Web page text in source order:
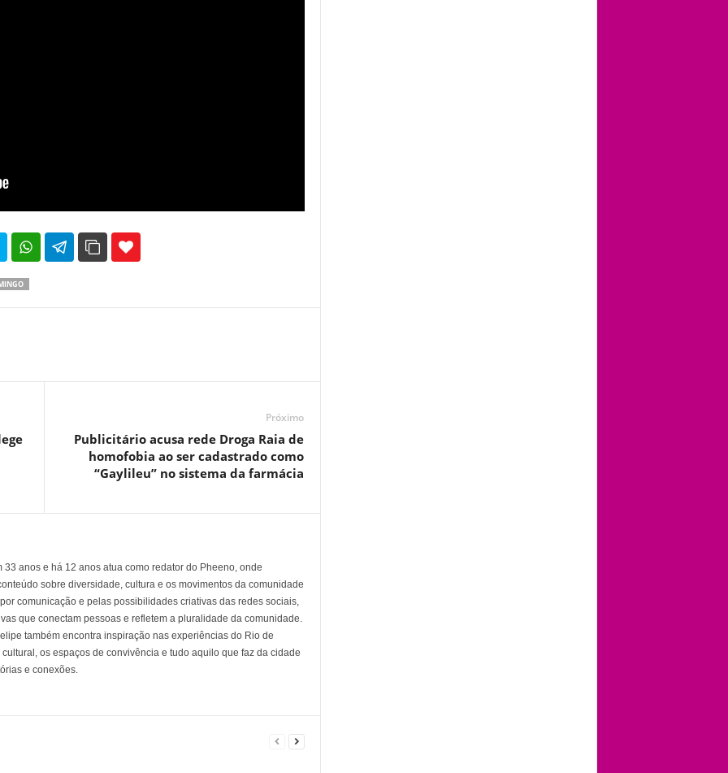
35
Próximo
Publicitário acusa rede Droga Raia de
homofobia ao ser cadastrado como
“Gaylileu” no sistema da farmácia
33 anos e há 12 anos atua como redator do Pheeno, onde
sobre diversidade, cultura e os movimentos da comunidade
comunicação e pelas possibilidades criativas das redes sociais,
que conectam pessoas e refletem a pluralidade da comunidade.
também encontra inspiração nas experiências do Rio de
os espaços de convivência e tudo aquilo que faz da cidade
e conexões.